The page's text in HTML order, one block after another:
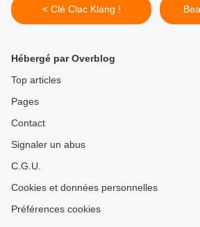
< Clé Clac Klang !
Hébergé par Overblog
Top articles
Pages
Contact
Signaler un abus
C.G.U.
Cookies et données personnelles
Préférences cookies